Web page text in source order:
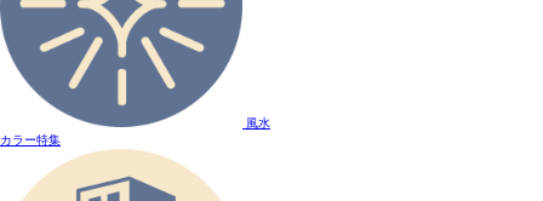
風水
カラー特集